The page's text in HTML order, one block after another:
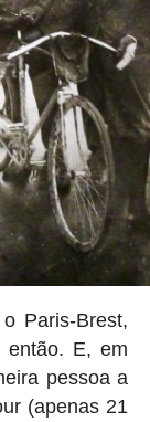
Paris-Brest,
então. E, em
pessoa a
(apenas 21